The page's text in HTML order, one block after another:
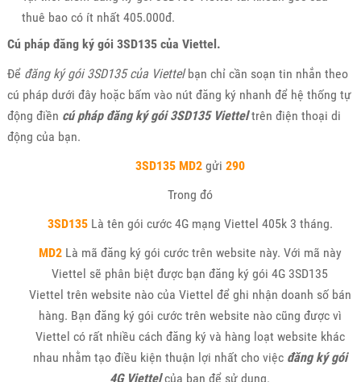
thuê bao có ít nhất 405.000đ.
Cú pháp đăng ký gói 3SD135 của Viettel.
Để đăng ký gói 3SD135 của Viettelbạn chỉ cần soạn tin nhắn theo
cú pháp dưới đây hoặc bấm vào nút đăng ký nhanh để hệ thống tự
động điền cú pháp đăng ký gói 3SD135 Vietteltrên điện thoại di
động của bạn.
3SD135 MD2gửi 290
Trong đó
3SD135Là tên gói cước 4G mạng Viettel 405k 3 tháng.
MD2 Là mã đăng ký gói cước trên website này. Với mã này
Viettel sẽ phân biệt được bạn đăng ký gói 4G 3SD135
Viettel trên website nào của Viettel để ghi nhận doanh số bán
hàng. Bạn đăng ký gói cước trên website nào cũng được vì
Viettel có rất nhiều cách đăng ký và hàng loạt website khác
nhau nhằm tạo điều kiện thuận lợi nhất cho việc đăng ký gói
4G Viettelcủa bạn để sử dụng.